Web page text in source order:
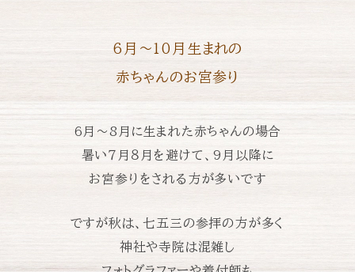
6月〜10月生まれの
赤ちゃんのお宮参り
6月〜8月に生まれた赤ちゃんの場合
暑い７月８月を避けて、 9月以降に
お宮参りをされる方が多いです
ですが秋は、七五三の参拝の方が多く
神社や寺院は混雑し